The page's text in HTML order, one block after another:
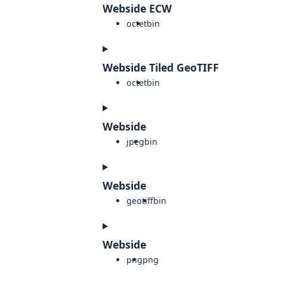
Webside ECW
octetbin
Webside Tiled GeoTIFF
octetbin
Webside
jpegbin
Webside
geotiffbin
Webside
pngpng